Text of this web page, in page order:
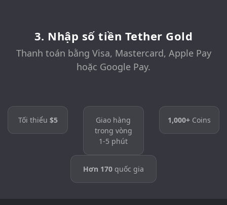
3. Nhập số tiền Tether Gold
Thanh toán bằng Visa, Mastercard, Apple Pay
hoặc Google Pay.
Tối thiểu $5
Giao hàng
trong vòng
1-5 phút
1,000+Coins
Hơn 170 quốc gia